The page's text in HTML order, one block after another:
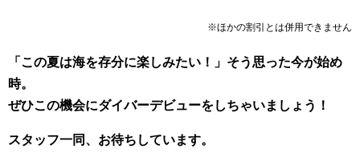
※ほかの割引とは併用できません
「この夏は海を存分に楽しみたい！」そう思った今が始め
時。
ぜひこの機会にダイバーデビューをしちゃいましょう！
スタッフ一同、お待ちしています。